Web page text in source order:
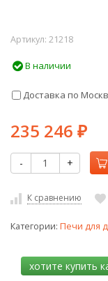
Артикул: 21218
В наличии
Доставка по
235 246 ₽
- +
К сравнению
Категории: Печи для